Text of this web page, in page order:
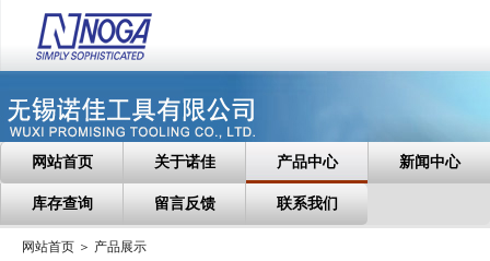
网站首页 关于诺佳 产品中心 新闻中心
库存查询 留言反馈 联系我们
网站首页 ＞ 产品展示